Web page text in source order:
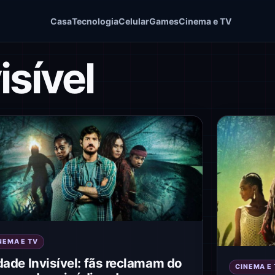
CasaTecnologiaCelularGamesCinema e TV
E TV
Invisível: fãs reclamam do
CINEMA E